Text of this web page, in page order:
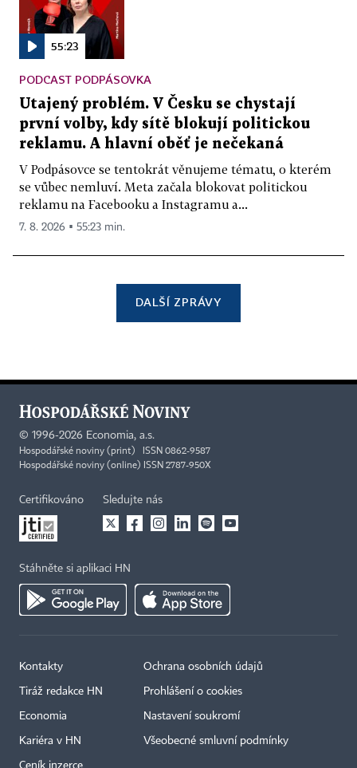
55:23
PODCAST PODPÁSOVKA
Utajený problém. V Česku se chystají
první volby, kdy sítě blokují politickou
reklamu. A hlavní oběť je nečekaná
V Podpásovce se tentokrát věnujeme tématu, o kterém
se vůbec nemluví. Meta začala blokovat politickou
reklamu na Facebooku a Instagramu a...
7. 8. 2026 ▪ 55:23 min.
DALŠÍ ZPRÁVY
© 1996-2026 Economia, a.s.
Hospodářské noviny (print) ISSN 0862-9587
Hospodářské noviny (online) ISSN 2787-950X
Certifikováno Sledujte nás
Stáhněte si aplikaci HN
Kontakty
Tiráž redakce HN
Economia
Kariéra v HN
Ceník inzerce
Ochrana osobních údajů
Prohlášení o cookies
Nastavení soukromí
Všeobecné smluvní podmínky